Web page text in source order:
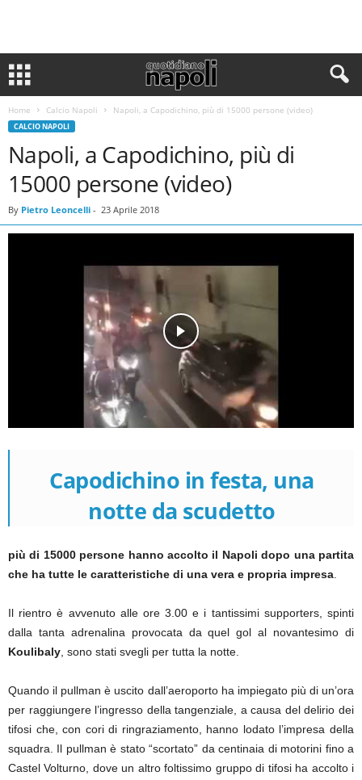
Home Calcio Napoli Napoli, a Capodichino, più di 15000 persone (video)
CALCIO NAPOLI
Napoli, a Capodichino, più di
15000 persone (video)
By Pietro Leoncelli - 23 Aprile 2018
Capodichino in festa, una
notte da scudetto
più di 15000 persone hanno accolto il Napoli dopo una partita
che ha tutte le caratteristiche di una vera e propria impresa
Il rientro è avvenuto alle ore 3.00 e i tantissimi supporters, spinti
dalla tanta adrenalina provocata da quel gol al novantesimo di
Koulibaly , sono stati svegli per tutta la notte.
Quando il pullman è uscito dall’aeroporto ha impiegato più di un’ora
per raggiungere l’ingresso della tangenziale, a causa del delirio dei
tifosi che, con cori di ringraziamento, hanno lodato l’impresa della
squadra. Il pullman è stato “scortato” da centinaia di motorini fino a
Castel Volturno, dove un altro foltissimo gruppo di tifosi ha accolto i